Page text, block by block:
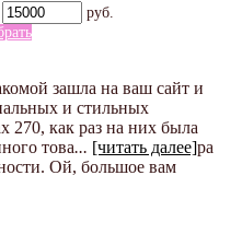
руб.
зашла на ваш сайт и
и стильных
270, как раз на них была
това... [читать далее]ра
Ой, большое вам